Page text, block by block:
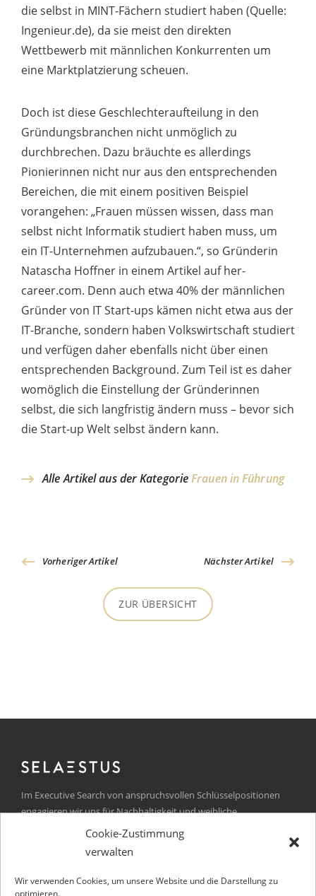
Cookie-Zustimmung
verwalten
Wir verwenden Cookies, um unsere Website und die Darstellung zu
optimieren.
die selbst in MINT-Fächern studiert haben (Quelle:
Ingenieur.de), da sie meist den direkten
Wettbewerb mit männlichen Konkurrenten um
eine Marktplatzierung scheuen.
Doch ist diese Geschlechteraufteilung in den
Gründungsbranchen nicht unmöglich zu
durchbrechen. Dazu bräuchte es allerdings
Pionierinnen nicht nur aus den entsprechenden
Bereichen, die mit einem positiven Beispiel
vorangehen: „Frauen müssen wissen, dass man
selbst nicht Informatik studiert haben muss, um
ein IT-Unternehmen aufzubauen.“, so Gründerin
Natascha Hoffner in einem Artikel auf her-
career.com. Denn auch etwa 40% der männlichen
Gründer von IT Start-ups kämen nicht etwa aus der
IT-Branche, sondern haben Volkswirtschaft studiert
und verfügen daher ebenfalls nicht über einen
entsprechenden Background. Zum Teil ist es daher
womöglich die Einstellung der Gründerinnen
selbst, die sich langfristig ändern muss – bevor sich
die Start-up Welt selbst ändern kann.
Alle Artikel aus der KategorieFrauen in Führung
Vorheriger Artikel
ZUR ÜBERSICHT
Nächster Artikel
Im Executive Search von anspruchsvollen Schlüsselpositionen
engagieren wir uns für Nachhaltigkeit und weibliche
Führungskräfte.
Kurfürstendamm 105
Germany